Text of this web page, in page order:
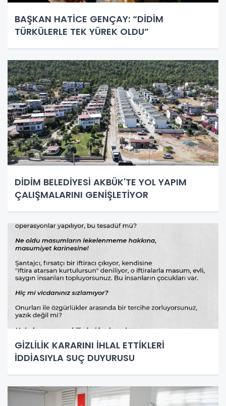
BAŞKAN HATİCE GENÇAY: “DİDİM
TÜRKÜLERLE TEK YÜREK OLDU”
DİDİM BELEDİYESİ AKBÜK'TE YOL YAPIM
ÇALIŞMALARINI GENİŞLETİYOR
GİZLİLİK KARARINI İHLAL ETTİKLERİ
İDDİASIYLA SUÇ DUYURUSU